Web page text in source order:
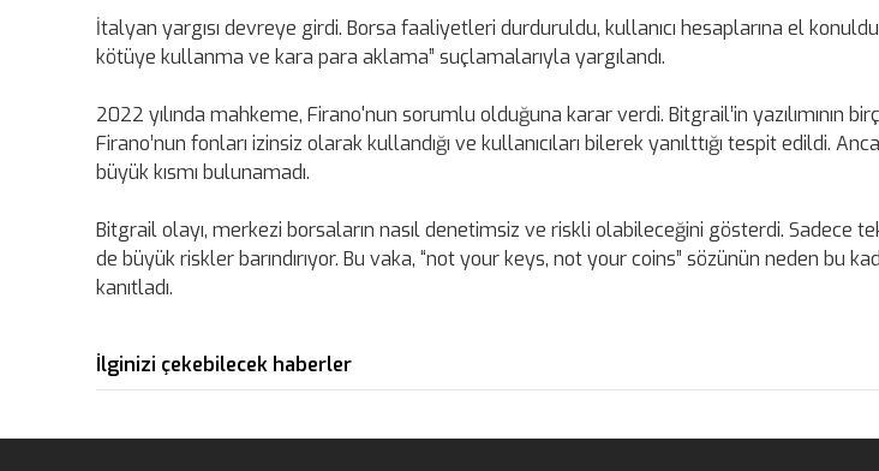
İtalyan yargısı devreye girdi. Borsa faaliyetleri durduruldu, kullanıcı hesaplarına el konuldu.
kötüye kullanma ve kara para aklama” suçlamalarıyla yargılandı.
2022 yılında mahkeme, Firano'nun sorumlu olduğuna karar verdi. Bitgrail’in yazılımının
Firano’nun fonları izinsiz olarak kullandığı ve kullanıcıları bilerek yanılttığı tespit edildi.
büyük kısmı bulunamadı.
Bitgrail olayı, merkezi borsaların nasıl denetimsiz ve riskli olabileceğini gösterdi. Sadece
de büyük riskler barındırıyor. Bu vaka, “not your keys, not your coins” sözünün neden bu
kanıtladı.
İlginizi çekebilecek haberler